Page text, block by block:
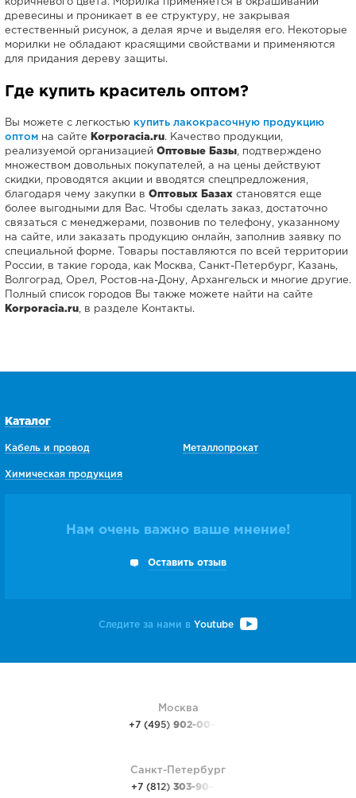
коричневого цвета. Морилка применяется в окрашивании
древесины и проникает в ее структуру, не закрывая
естественный рисунок, а делая ярче и выделяя его. Некоторые
морилки не обладают красящими свойствами и применяются
для придания дереву защиты.
Где купить краситель оптом?
Вы можете с легкостью купить лакокрасочную продукцию
оптом на сайте Korporacia.ru. Качество продукции,
реализуемой организацией Оптовые Базы , подтверждено
множеством довольных покупателей, а на цены действуют
скидки, проводятся акции и вводятся спецпредложения,
благодаря чему закупки в Оптовых Базах становятся еще
более выгодными для Вас. Чтобы сделать заказ, достаточно
связаться с менеджерами, позвонив по телефону, указанному
на сайте, или заказать продукцию онлайн, заполнив заявку по
специальной форме. Товары поставляются по всей территории
России, в такие города, как Москва, Санкт-Петербург, Казань,
Волгоград, Орел, Ростов-на-Дону, Архангельск и многие другие.
Полный список городов Вы также можете найти на сайте
Korporacia.ru , в разделе Контакты.
Каталог
Кабель и провод
Химическая продукция
Металлопрокат
Нам очень важно ваше мнение!
Оставить отзыв
Следите за нами в Youtube
Москва
+7 (495) 902-00-48
Санкт-Петербург
+7 (812) 303-90-48